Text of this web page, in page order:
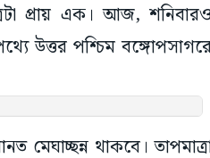
প্রায় এক। আজ, শনিবারও
উত্তর পশ্চিম
থাকবে।